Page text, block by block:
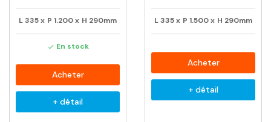
L335x P 1.200x H 290mm
 En stock
Acheter
+ détail
L335x P 1.500x H 290mm
Acheter
+ détail